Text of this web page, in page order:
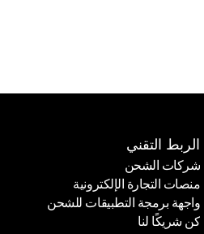
الربط التقني
شركات الشحن
شركات الشحن
منصات التجارة الإلكترونية
منصات التجارة الإلكترونية
واجهة برمجة التطبيقات للشحن
واجهة برمجة التطبيقات للشحن
كن شريكًا لنا